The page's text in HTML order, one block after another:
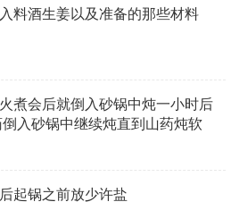
料酒生姜以及准备的那些材料
煮会后就倒入砂锅中炖一小时后
入砂锅中继续炖直到山药炖软
起锅之前放少许盐